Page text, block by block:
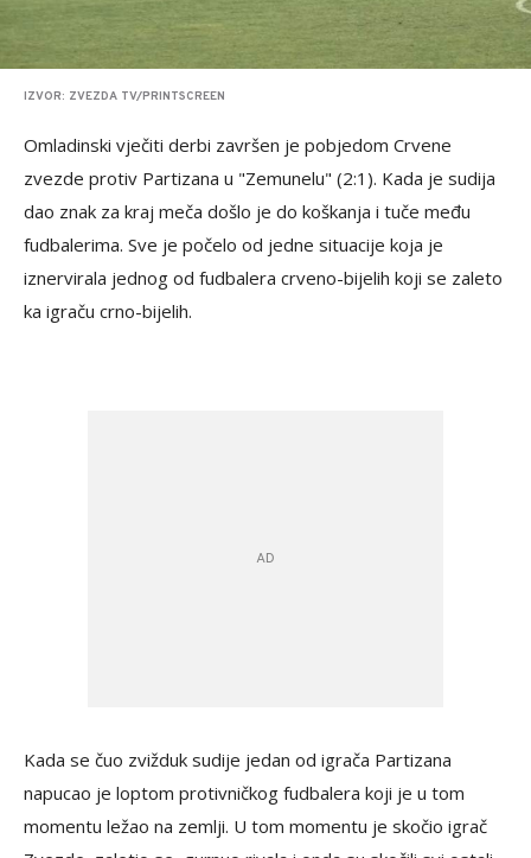
IZVOR: ZVEZDA TV/PRINTSCREEN
Omladinski vječiti derbi završen je pobjedom Crvene
zvezde protiv Partizana u "Zemunelu" (2:1). Kada je sudija
dao znak za kraj meča došlo je do koškanja i tuče među
fudbalerima. Sve je počelo od jedne situacije koja je
iznervirala jednog od fudbalera crveno-bijelih koji se zaleto
ka igraču crno-bijelih.
Kada se čuo zvižduk sudije jedan od igrača Partizana
napucao je loptom protivničkog fudbalera koji je u tom
momentu ležao na zemlji. U tom momentu je skočio igrač